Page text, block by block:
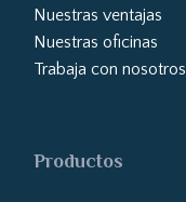
Nuestras ventajas
Nuestras oficinas
Trabaja con nosotros
Productos